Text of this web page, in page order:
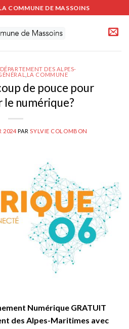
COMMUNE DE MASSOINS
DÉPARTEMENT DES ALPES-
LA COMMUNE
de pouce pour
le numérique?
2024 PAR SYLVIE COLOMBON
Numérique GRATUIT
des Alpes-Maritimes avec